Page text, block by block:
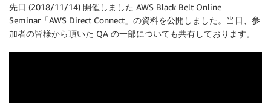
先日 (2018/11/14) 開催しました AWS Black Belt Online
Seminar「AWS Direct Connect」の資料を公開しました。当日、参
加者の皆様から頂いた QA の一部についても共有しております。